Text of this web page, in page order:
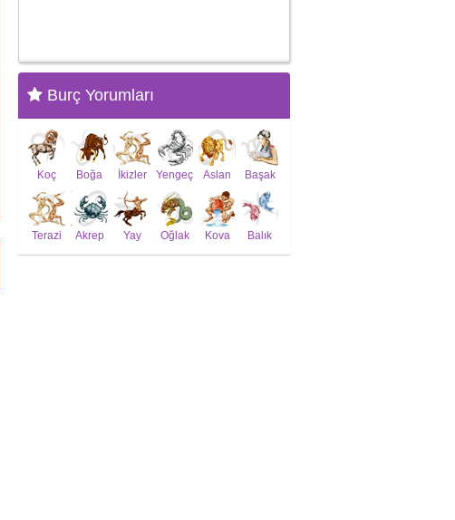
Burç Yorumları
Koç Boğa İkizler Yengeç Aslan Başak
Terazi Akrep Yay Oğlak Kova Balık